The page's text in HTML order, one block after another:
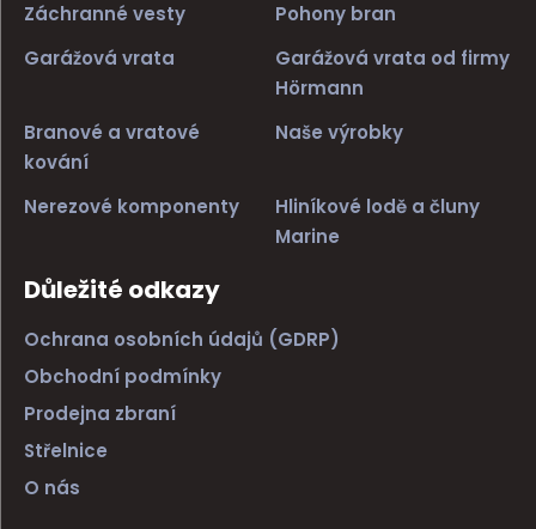
Záchranné vesty
Pohony bran
Garážová vrata
Garážová vrata od firmy
Hörmann
Branové a vratové
kování
Naše výrobky
Nerezové komponenty
Hliníkové lodě a čluny
Marine
Důležité odkazy
Ochrana osobních údajů (GDRP)
Obchodní podmínky
Prodejna zbraní
Střelnice
O nás